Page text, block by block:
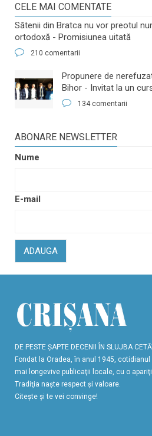
CELE MAI COMENTATE
Sătenii din Bratca nu vor preotul
ortodoxă - Promisiunea uitată
210 comentarii
​Propunere de
Bihor - Invitat la un
134 comentarii
ABONARE NEWSLETTER
Nume
E-mail
ADAUGA
DE PESTE ŞAPTE DECENII ÎN SLUJBA
Fondat la Oradea, în anul 1945,
mai longevive publicaţii locale, cu o
Tradiţia naşte respect şi valoare.
Citeşte şi te vei convinge!